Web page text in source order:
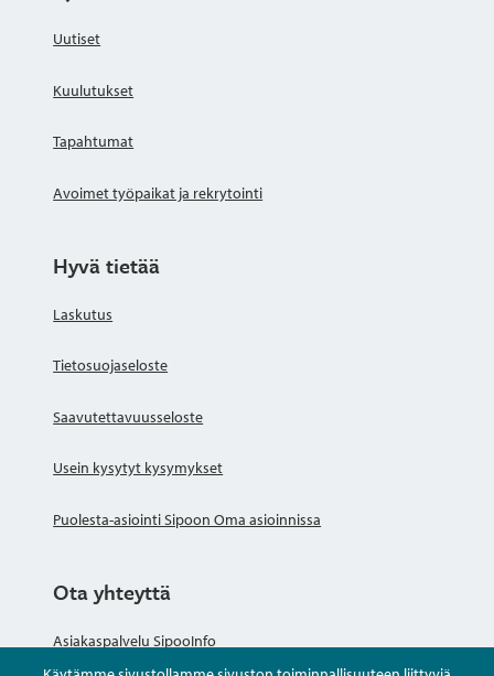
Uutiset
Kuulutukset
Tapahtumat
Avoimet työpaikat ja rekrytointi
Hyvä tietää
Laskutus
Tietosuojaseloste
Saavutettavuusseloste
Usein kysytyt kysymykset
Puolesta-asiointi Sipoon Oma asioinnissa
Ota yhteyttä
Asiakaspalvelu SipooInfo